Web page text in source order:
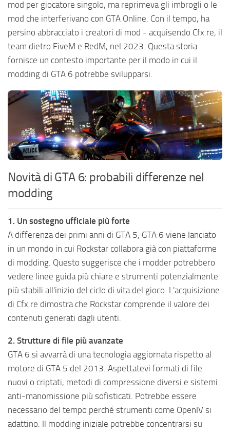
mod per giocatore singolo, ma reprimeva gli imbrogli o le
mod che interferivano con GTA Online. Con il tempo, ha
persino abbracciato i creatori di mod - acquisendo Cfx.re, il
team dietro FiveM e RedM, nel 2023. Questa storia
fornisce un contesto importante per il modo in cui il
modding di GTA 6 potrebbe svilupparsi.
Novità di GTA 6: probabili differenze nel
modding
1. Un sostegno ufficiale più forte
A differenza dei primi anni di GTA 5, GTA 6 viene lanciato
in un mondo in cui Rockstar collabora già con piattaforme
di modding. Questo suggerisce che i modder potrebbero
vedere linee guida più chiare e strumenti potenzialmente
più stabili all'inizio del ciclo di vita del gioco. L'acquisizione
di Cfx.re dimostra che Rockstar comprende il valore dei
contenuti generati dagli utenti.
2. Strutture di file più avanzate
GTA 6 si avvarrà di una tecnologia aggiornata rispetto al
motore di GTA 5 del 2013. Aspettatevi formati di file
nuovi o criptati, metodi di compressione diversi e sistemi
anti-manomissione più sofisticati. Potrebbe essere
necessario del tempo perché strumenti come OpenIV si
adattino. Il modding iniziale potrebbe concentrarsi su